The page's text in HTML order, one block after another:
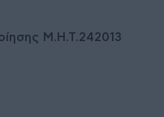
Μ.Η.Τ.242013